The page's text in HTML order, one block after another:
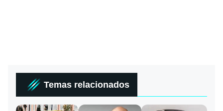
Temas relacionados